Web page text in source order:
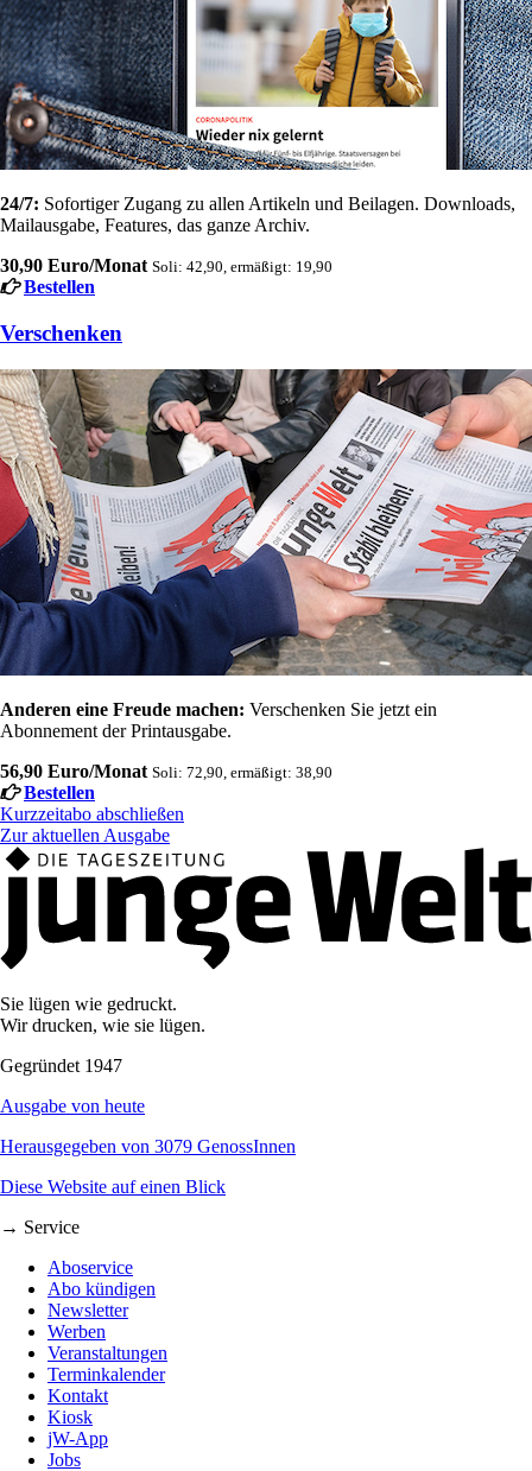
24/7: Sofortiger Zugang zu allen Artikeln und Beilagen. Downloads,
Mailausgabe, Features, das ganze Archiv.
30,90 Euro/Monat Soli: 42,90, ermäßigt: 19,90
Bestellen
Verschenken
Anderen eine Freude machen: Verschenken Sie jetzt ein
Abonnement der Printausgabe.
56,90 Euro/Monat Soli: 72,90, ermäßigt: 38,90
Bestellen
Kurzzeitabo abschließen
Zur aktuellen Ausgabe
Sie lügen wie gedruckt.
Wir drucken, wie sie lügen.
Gegründet 1947
Ausgabe von heute
Herausgegeben von 3079 GenossInnen
Diese Website auf einen Blick
→ Service
Aboservice
Abo kündigen
Newsletter
Werben
Veranstaltungen
Terminkalender
Kontakt
Kiosk
jW-App
Jobs